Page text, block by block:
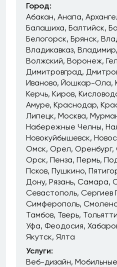
Город:
Абакан Анапа
Балашиха Балтийск
Белогорск Брянск
Владикавказ Владимир
Волжский Воронеж
Димитровград
Иваново Йошкар-Ола
Керчь Киров
Амуре Краснодар
Липецк Москва
Набережные Челны
Новокуйбышевск
Омск Орел Оренбург
Орск Пенза Пермь
Псков Пушкино
Дону Рязань Самара
Севастополь Сергиев
Симферополь
Тамбов Тверь Тольятти
Уфа Феодосия
Якутск Ялта
Услуги:
Веб-дизайн